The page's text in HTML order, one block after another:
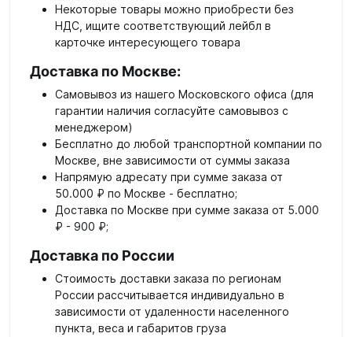
Некоторые товары можно приобрести без
НДС, ищите соответствующий лейбл в
карточке интересующего товара
Доставка по Москве:
Самовывоз из нашего Московского офиса (для
гарантии наличия согласуйте самовывоз с
менеджером)
Бесплатно до любой транспортной компании по
Москве, вне зависимости от суммы заказа
Напрямую адресату при сумме заказа от
50.000 ₽ по Москве - бесплатно;
Доставка по Москве при сумме заказа от 5.000
₽ - 900 ₽;
Доставка по России
Стоимость доставки заказа по регионам
России рассчитывается индивидуально в
зависимости от удаленности населенного
пункта, веса и габаритов груза